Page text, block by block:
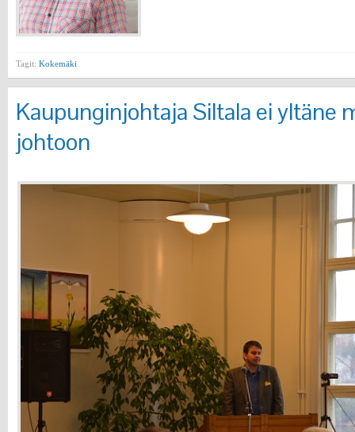
Tagit: Kokemäki
Kaupunginjohtaja Siltala ei yltäne
johtoon